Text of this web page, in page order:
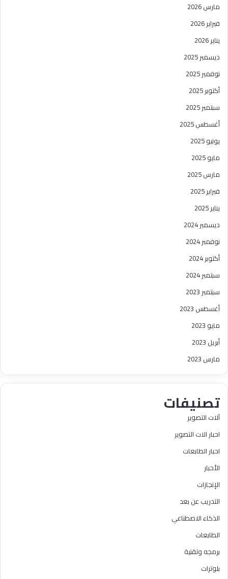
مارس 2026
فبراير 2026
يناير 2026
ديسمبر 2025
نوفمبر 2025
أكتوبر 2025
سبتمبر 2025
أغسطس 2025
يونيو 2025
مايو 2025
مارس 2025
فبراير 2025
يناير 2025
ديسمبر 2024
نوفمبر 2024
أكتوبر 2024
سبتمبر 2024
سبتمبر 2023
أغسطس 2023
مايو 2023
أبريل 2023
مارس 2023
تصنيفات
آلات التصوير
احبار الات التصوير
احبار الطابعات
الأحبار
الإنجازات
التدريب عن بعد
الذكاء الاصطناعي
الطابعات
برمجه وتقنية
بلوترات